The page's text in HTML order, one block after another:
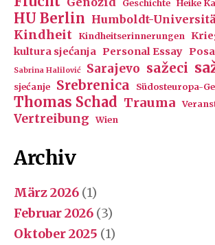
Geschichte Heike
HU Berlin Humboldt-
Kindheit Kindheitserinnerungen
kultura sjećanja Personal Essay
Sabrina Halilović Sarajevo sažeci
sjećanje
Srebrenica Südosteuropa-
Thomas Schad Trauma
Vertreibung Wien
Archiv
März 2026 (1)
Februar 2026 (3)
Oktober 2025 (1)